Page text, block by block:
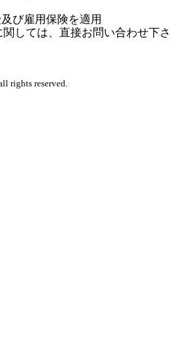
び雇用保険を適用
関しては 、直接お問い合わせ下さ
rights reserved.